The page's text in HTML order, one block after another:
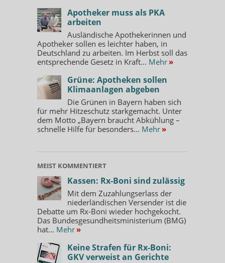
Apotheker muss als PKA
arbeiten
Ausländische Apothekerinnen und
Apotheker sollen es leichter haben, in
Deutschland zu arbeiten. Im Herbst soll das
entsprechende Gesetz in Kraft... Mehr »
Grüne: Apotheken sollen
Klimaanlagen abgeben
Die Grünen in Bayern haben sich
für mehr Hitzeschutz starkgemacht. Unter
dem Motto „Bayern braucht Abkühlung –
schnelle Hilfe für besonders... Mehr »
MEIST KOMMENTIERT
Kassen: Rx-Boni sind zulässig
Mit dem Zuzahlungserlass der
niederländischen Versender ist die
Debatte um Rx-Boni wieder hochgekocht.
Das Bundesgesundheitsministerium (BMG)
hat... Mehr »
Keine Strafen für Rx-Boni:
GKV verweist an Gerichte